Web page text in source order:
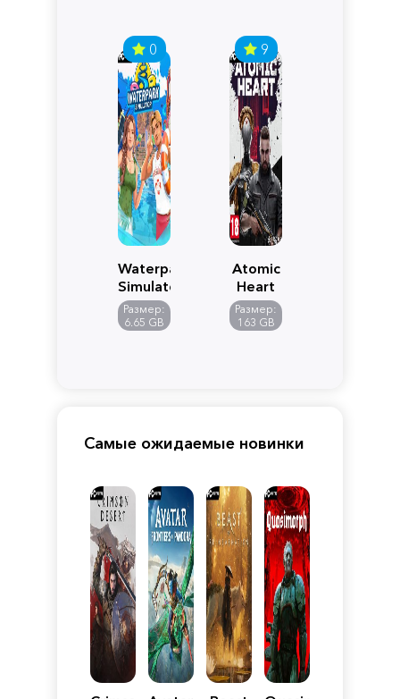
0
Waterpark
Simulator
Размер:
6.65 GB
9
Atomic
Heart
Размер:
163 GB
Самые ожидаемые новинки